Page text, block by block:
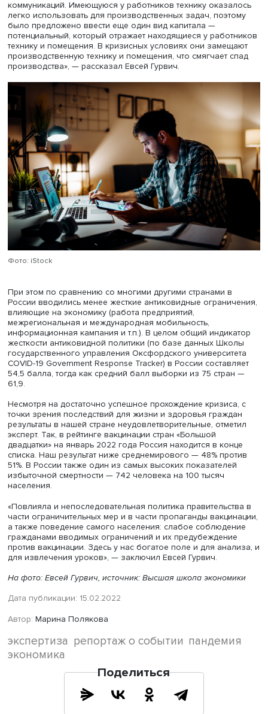
«По оценкам экспертов, положительное влияние
«безусловного дохода» в шесть раз ниже, чем
выплат гражданам, потерявшим работу», — отметил
Гурвич.
Рост безработицы в России оказался умеренным и уже
компенсирован.
В наиболее острый период пандемии глубина спада в
ведущих странах наполовину была сглажена
работников на удаленный режим.
«Массовый перенос рабочих мест домой стал
благодаря развитию компьютерных технологий и
коммуникаций. Имеющуюся у работников технику
легко использовать для производственных задач,
было предложено ввести еще один вид капитала —
потенциальный, который отражает находящиеся у
технику и помещения. В кризисных условиях они
производственную технику и помещения, что смягчает
производства», — рассказал Евсей Гурвич.
Фото: iStock
При этом по сравнению со многими другими странами в
России вводились менее жесткие антиковидные
влияющие на экономику (работа предприятий,
межрегиональная и международная мобильность,
информационная кампания и т.п.). В целом общий
государственного управления Оксфордского
54,5 балла, тогда как средний балл выборки из 75
61,9.
Несмотря на достаточно успешное прохождение
точки зрения последствий для жизни и здоровья
результаты в нашей стране неудовлетворительные,
эксперт. Так, в рейтинге вакцинации стран «Большой
двадцатки» на январь 2022 года Россия находится в
списка. Наш результат ниже среднемирового — 48%